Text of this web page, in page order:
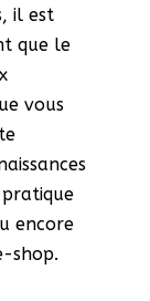
il est
que le
vous
encore
shop.